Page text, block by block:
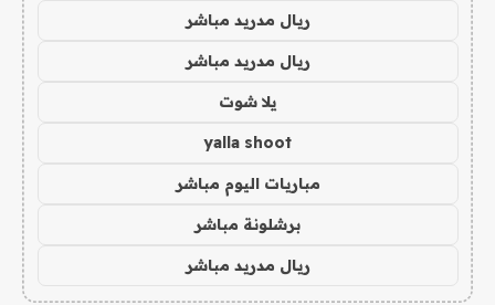
ريال مدريد مباشر
ريال مدريد مباشر
يلا شوت
yalla shoot
مباريات اليوم مباشر
برشلونة مباشر
ريال مدريد مباشر